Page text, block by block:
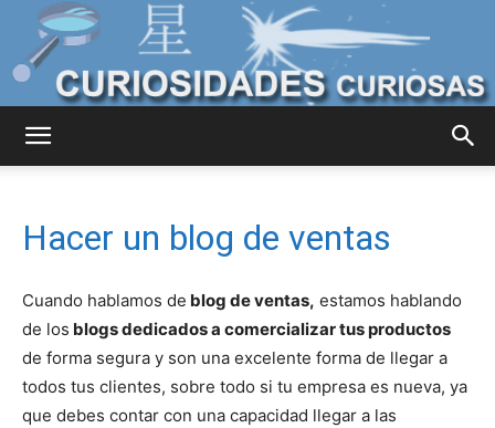
Curiosas
del
Hacer un blog de ventas
Cuando hablamos de blog de ventas, estamos hablando
de los blogs dedicados a comercializar tus productos
de forma segura y son una excelente forma de llegar a
todos tus clientes, sobre todo si tu empresa es nueva, ya
que debes contar con una capacidad llegar a las